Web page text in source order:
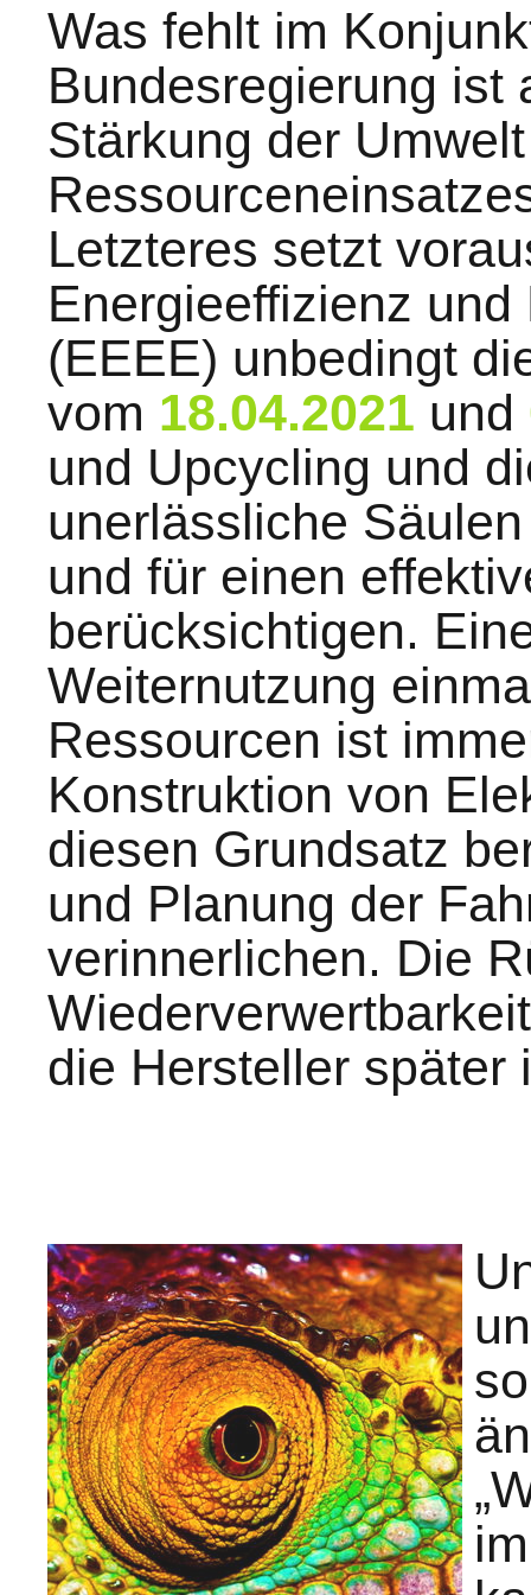
Was fehlt im
Bundesregierung ist
Stärkung der
Letzteres setzt
Energieeffizienz
(EEEE) unbedingt
vom 18.04.2021 und
und Upcycling und
unerlässliche
und für einen
berücksichtigen.
Weiternutzung
Ressourcen ist
Konstruktion von
diesen Grundsatz
und Planung der
verinnerlichen. Die
die Hersteller später